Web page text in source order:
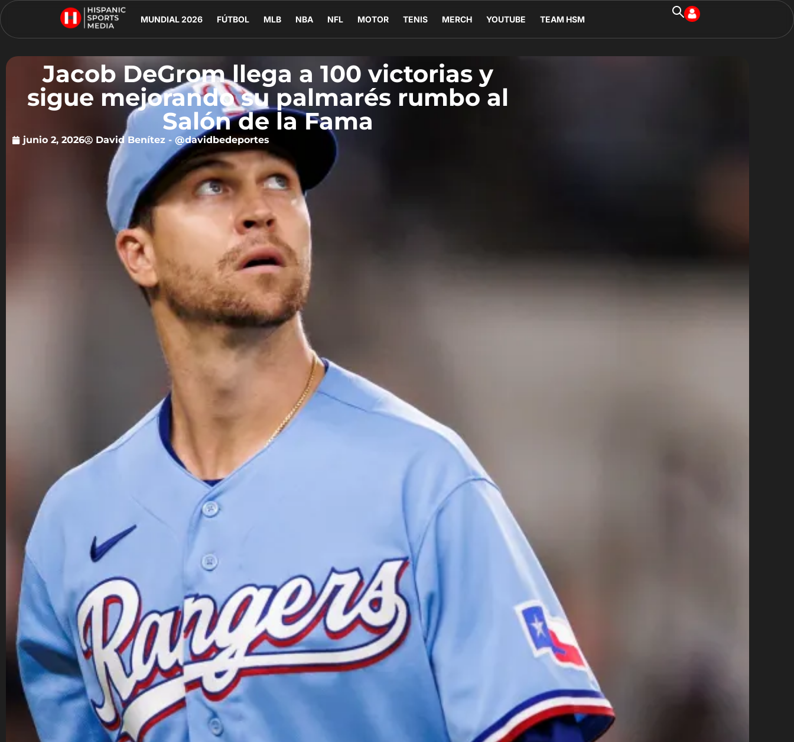
MUNDIAL 2026 FÚTBOL MLB NBA NFL MOTOR TENIS MERCH YOUTUBE TEAM HSM
Jacob DeGrom llega a 100 victorias y
sigue mejorando su palmarés rumbo al
Salón de la Fama
junio 2, 2026 David Benítez - @davidbedeportes